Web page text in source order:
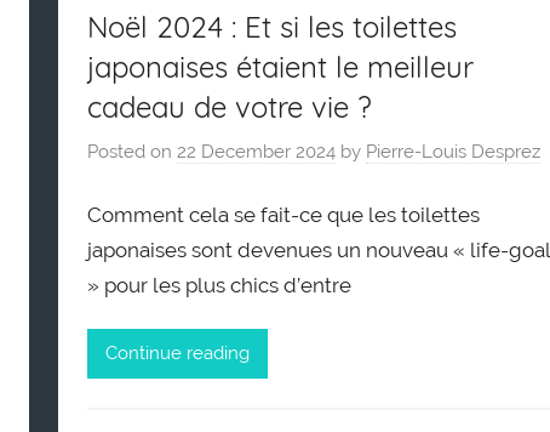
Noël 2024 : Et si les toilettes
japonaises étaient le meilleur
cadeau de votre vie ?
Posted on22 December 2024 by Pierre-Louis Desprez
Comment cela se fait-ce que les toilettes
japonaises sont devenues un nouveau « life-goal
» pour les plus chics d’entre
Continue reading